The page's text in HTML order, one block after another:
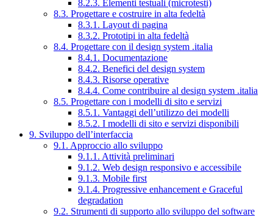
8.2.3. Elementi testuali (microtesti)
8.3. Progettare e costruire in alta fedeltà
8.3.1. Layout di pagina
8.3.2. Prototipi in alta fedeltà
8.4. Progettare con il design system .italia
8.4.1. Documentazione
8.4.2. Benefici del design system
8.4.3. Risorse operative
8.4.4. Come contribuire al design system .italia
8.5. Progettare con i modelli di sito e servizi
8.5.1. Vantaggi dell’utilizzo dei modelli
8.5.2. I modelli di sito e servizi disponibili
9. Sviluppo dell’interfaccia
9.1. Approccio allo sviluppo
9.1.1. Attività preliminari
9.1.2. Web design responsivo e accessibile
9.1.3. Mobile first
9.1.4. Progressive enhancement e Graceful
degradation
9.2. Strumenti di supporto allo sviluppo del software